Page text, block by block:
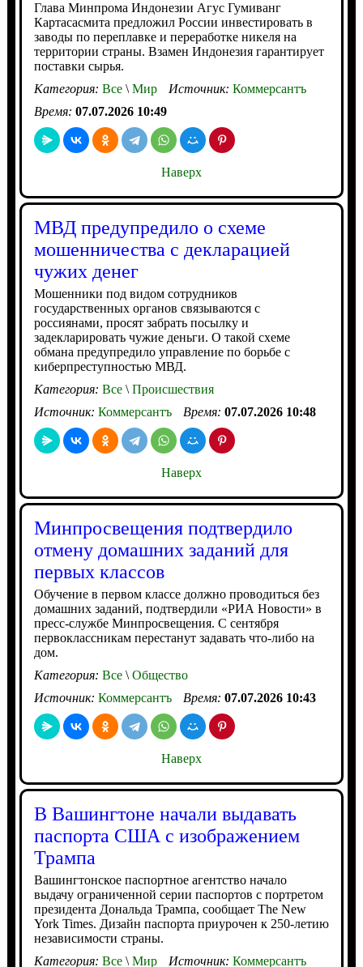
Глава Минпрома Индонезии Агус Гумиванг
Картасасмита предложил России инвестировать в
заводы по переплавке и переработке никеля на
территории страны. Взамен Индонезия гарантирует
поставки сырья.
Категория: Все\Мир Источник: Коммерсантъ
Время: 07.07.2026 10:49
Наверх
МВД предупредило о схеме
мошенничества с декларацией
чужих денег
Мошенники под видом сотрудников
государственных органов связываются с
россиянами, просят забрать посылку и
задекларировать чужие деньги. О такой схеме
обмана предупредило управление по борьбе с
киберпреступностью МВД.
Категория: Все\Происшествия
Источник: Коммерсантъ Время: 07.07.2026 10:48
Наверх
Минпросвещения подтвердило
отмену домашних заданий для
первых классов
Обучение в первом классе должно проводиться без
домашних заданий, подтвердили «РИА Новости» в
пресс-службе Минпросвещения. С сентября
первоклассникам перестанут задавать что-либо на
дом.
Категория: Все\Общество
Источник: Коммерсантъ Время: 07.07.2026 10:43
Наверх
В Вашингтоне начали выдавать
паспорта США с изображением
Трампа
Вашингтонское паспортное агентство начало
выдачу ограниченной серии паспортов с портретом
президента Дональда Трампа, сообщает The New
York Times. Дизайн паспорта приурочен к 250-летию
независимости страны.
Категория: Все\Мир Источник: Коммерсантъ